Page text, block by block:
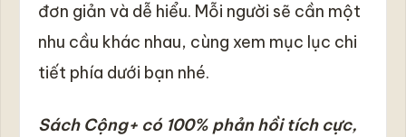
đơn giản và dễ hiểu. Mỗi người sẽ cần một
nhu cầu khác nhau, cùng xem mục lục chi
tiết phía dưới bạn nhé.
Sách Cộng+ có 100% phản hồi tích cực,